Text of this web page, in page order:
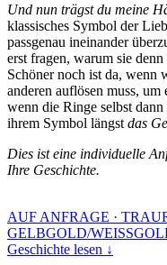
Und nun trägst du meine
klassisches Symbol der
passgenau ineinander
erst fragen, warum sie
Schöner noch ist da, wenn
anderen auflösen muss,
wenn die Ringe selbst
ihrem Symbol längst das
Dies ist eine individuelle
Ihre Geschichte.
AUF ANFRAGE ·
GELBGOLD/
Geschichte lesen ↓